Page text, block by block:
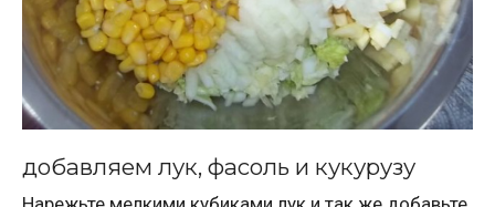
добавляем лук, фасоль и кукурузу